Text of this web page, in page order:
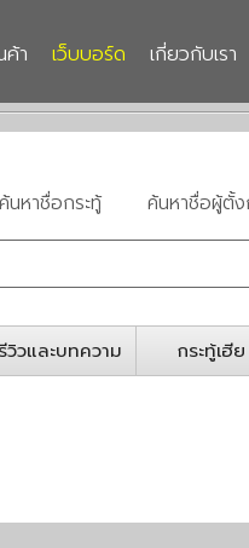
ค้า เว็บบอร์ด เกี่ยวกับเรา
ค้นหาชื่อกระทู้ ค้นหาชื่อผู้ตั้ง
รีวิวและบทความ กระทู้เฮีย